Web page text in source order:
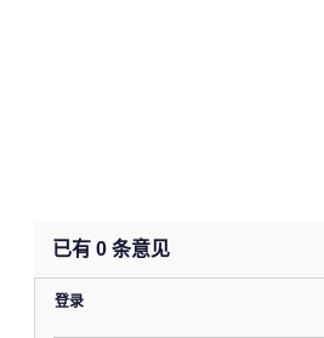
已有 0 条意见
登录